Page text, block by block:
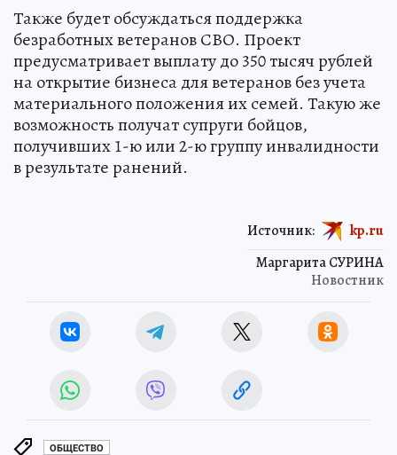
Также будет обсуждаться поддержка
безработных ветеранов СВО. Проект
предусматривает выплату до 350 тысяч рублей
на открытие бизнеса для ветеранов без учета
материального положения их семей. Такую же
возможность получат супруги бойцов,
получивших 1-ю или 2-ю группу инвалидности
в результате ранений.
Маргарита СУРИНА
Новостник
Источник: kp.ru
ОБЩЕСТВО